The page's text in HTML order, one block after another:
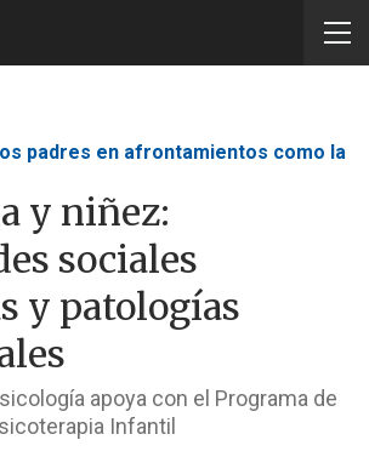
padres en afrontamientos como la
y niñez:
sociales
y patologías
apoya con el Programa de
Infantil